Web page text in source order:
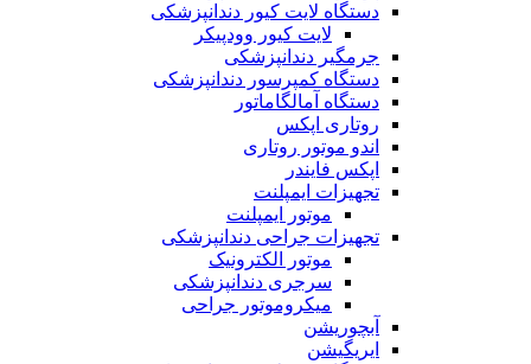
دستگاه لایت کیور دندانپزشکی
لایت کیور وودپیکر
جرمگیر دندانپزشکی
دستگاه کمپرسور دندانپزشکی
دستگاه آمالگاماتور
روتاری اپکس
اندو موتور روتاری
اپکس فایندر
تجهیزات ایمپلنت
موتور ایمپلنت
تجهیزات جراحی دندانپزشکی
موتور الکترونیک
سرجری دندانپزشکی
میکروموتور جراحی
آبچوریشن
ایریگیشن